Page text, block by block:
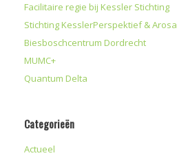
Facilitaire regie bij Kessler Stichting
Stichting KesslerPerspektief & Arosa
Biesboschcentrum Dordrecht
MUMC+
Quantum Delta
Categorieën
Actueel